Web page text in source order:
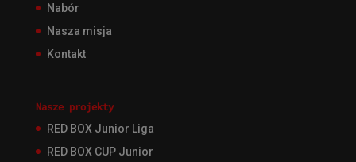
Nabór
Nasza misja
Kontakt
Nasze projekty
RED BOX Junior Liga
RED BOX CUP Junior